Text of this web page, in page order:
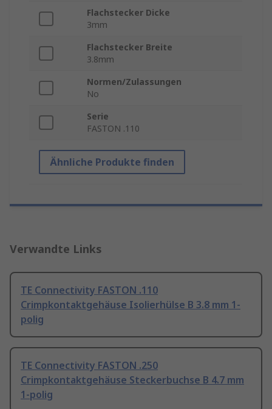
Flachstecker Dicke
3mm
Flachstecker Breite
3.8mm
Normen/Zulassungen
No
Serie
FASTON .110
Ähnliche Produkte finden
Verwandte Links
TE Connectivity FASTON .110
Crimpkontaktgehäuse Isolierhülse B 3.8 mm 1-
polig
TE Connectivity FASTON .250
Crimpkontaktgehäuse Steckerbuchse B 4.7 mm
1-polig